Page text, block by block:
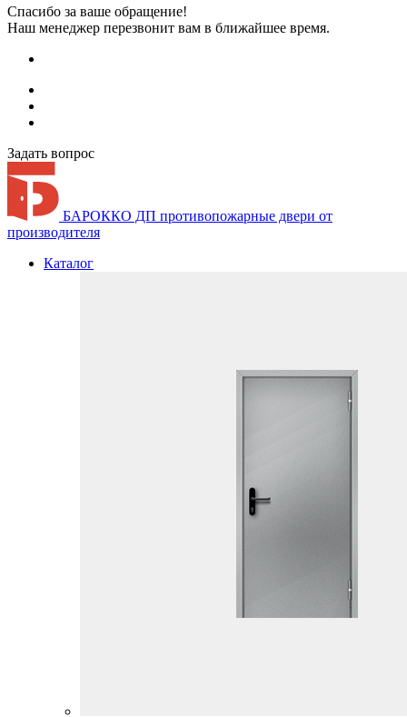
Спасибо за ваше обращение!
Наш менеджер перезвонит вам в ближайшее время.
Задать вопрос
БАРОККО ДП противопожарные двери от
производителя
Каталог